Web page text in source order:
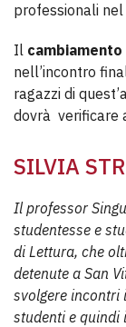
professionali
Il
nell’incontro
ragazzi di
dovrà verificare
SILVIA
Il professor
studentesse e
di Lettura, che
detenute a San
svolgere incontri
studenti e quindi